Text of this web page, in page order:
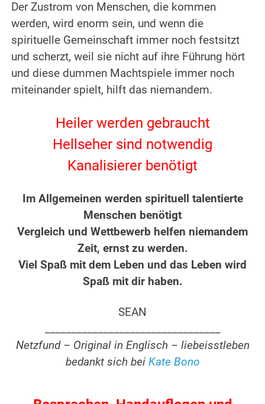
Der Zustrom von Menschen, die kommen
werden, wird enorm sein, und wenn die
spirituelle Gemeinschaft immer noch festsitzt
und scherzt, weil sie nicht auf ihre Führung hört
und diese dummen Machtspiele immer noch
miteinander spielt, hilft das niemandem.
Heiler werden gebraucht
Hellseher sind notwendig
Kanalisierer benötigt
Im Allgemeinen werden spirituell talentierte
Menschen benötigt
Vergleich und Wettbewerb helfen niemandem
Zeit, ernst zu werden.
Viel Spaß mit dem Leben und das Leben wird
Spaß mit dir haben.
SEAN
Netzfund – Original in Englisch – liebeisstleben
bedankt sich bei Kate Bono